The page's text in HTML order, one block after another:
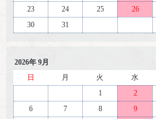
23
24 25 26
30
31
2026年 9月
日
月 火 水
1
2
6
7 8 9